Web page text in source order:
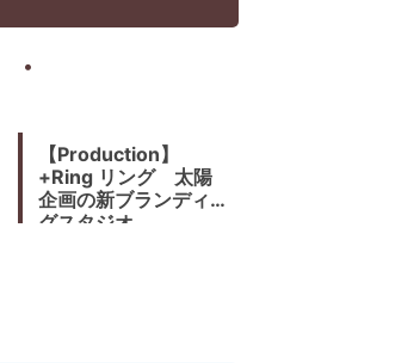
【Production】
+Ring リング 太陽
企画の新ブランディン
グスタジオ